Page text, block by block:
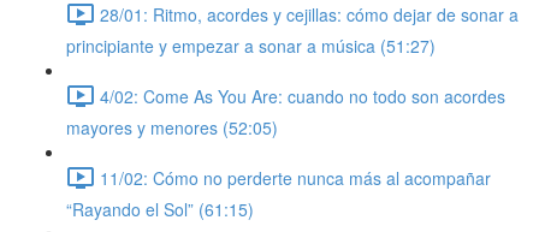
28/01: Ritmo, acordes y cejillas: cómo dejar de sonar a
principiante y empezar a sonar a música (51:27)
4/02: Come As You Are: cuando no todo son acordes
mayores y menores (52:05)
11/02: Cómo no perderte nunca más al acompañar
“Rayando el Sol” (61:15)